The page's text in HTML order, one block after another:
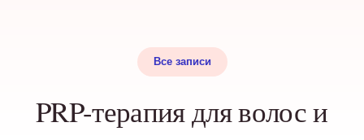
Все записи
PRP-терапия для волос и